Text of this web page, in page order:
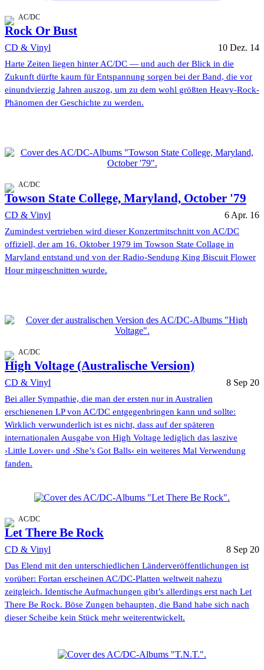
AC/DC
Rock Or Bust
CD & Vinyl 10 Dez. 14
Harte Zeiten liegen hinter AC/DC — und auch der Blick in die
Zukunft dürfte kaum für Entspannung sorgen bei der Band, die vor
einundvierzig Jahren auszog, um zu dem wohl größten Heavy-Rock-
Phänomen der Geschichte zu werden.
AC/DC
Towson State College, Maryland, October '79
CD & Vinyl 6 Apr. 16
Zumindest vertrieben wird dieser Konzertmitschnitt von AC/DC
offiziell, der am 16. Oktober 1979 im Towson State Collage in
Maryland entstand und von der Radio-Sendung King Biscuit Flower
Hour mitgeschnitten wurde.
AC/DC
High Voltage (Australische Version)
CD & Vinyl 8 Sep 20
Bei aller Sympathie, die man der ersten nur in Australien
erschienenen LP von AC/DC entgegenbringen kann und sollte:
Wirklich verwunderlich ist es nicht, dass auf der späteren
internationalen Ausgabe von High Voltage lediglich das laszive
›Little Lover‹ und ›She’s Got Balls‹ ein weiteres Mal Verwendung
fanden.
AC/DC
Let There Be Rock
CD & Vinyl 8 Sep 20
Das Elend mit den unterschiedlichen Länderveröffentlichungen ist
vorüber: Fortan erscheinen AC/DC-Platten weltweit nahezu
zeitgleich. Identische Aufmachungen gibt’s allerdings erst nach Let
There Be Rock. Böse Zungen behaupten, die Band habe sich nach
dieser Scheibe kein Stück mehr weiterentwickelt.